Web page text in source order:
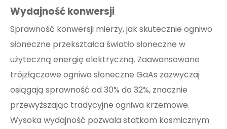
Wydajność konwersji
Sprawność konwersji mierzy, jak skutecznie ogniwo
słoneczne przekształca światło słoneczne w
użyteczną energię elektryczną. Zaawansowane
trójzłączowe ogniwa słoneczne GaAs zazwyczaj
osiągają sprawność od 30% do 32%, znacznie
przewyższając tradycyjne ogniwa krzemowe.
Wysoka wydajność pozwala statkom kosmicznym